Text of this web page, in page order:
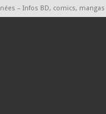
– Infos BD, comics,